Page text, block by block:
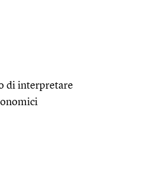
di interpretare